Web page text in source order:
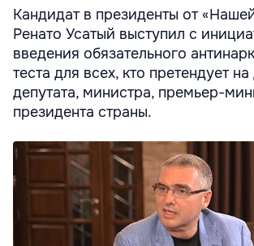
Кандидат в президенты от
Ренато Усатый выступил с
введения обязательного
теста для всех, кто претендует
депутата, министра, премьер-
президента страны.